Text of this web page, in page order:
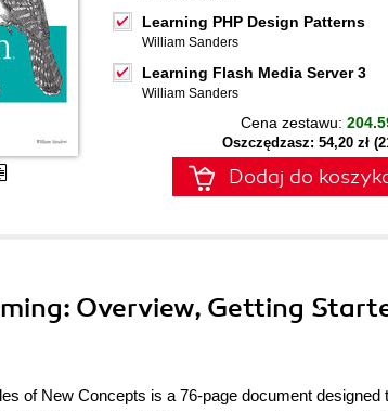
Learning PHP Design Patterns
William Sanders
Learning Flash Media Server 3
William Sanders
Cena zestawu:
Oszczędzasz: 54,20 zł
Dodaj do
Overview, Getting
of New Concepts is a 76-page document designed